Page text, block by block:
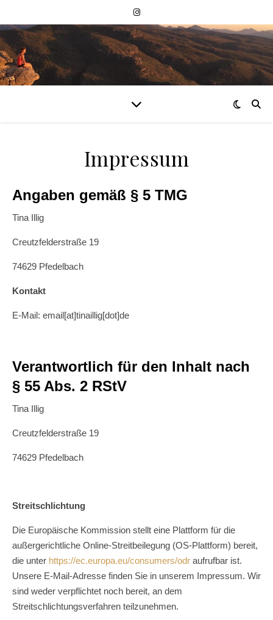
Impressum
Angaben gemäß § 5 TMG
Tina Illig
Creutzfelderstraße 19
74629 Pfedelbach
Kontakt
E-Mail: email[at]tinaillig[dot]de
Verantwortlich für den Inhalt nach
§ 55 Abs. 2 RStV
Tina Illig
Creutzfelderstraße 19
74629 Pfedelbach
Streitschlichtung
Die Europäische Kommission stellt eine Plattform für die
außergerichtliche Online-Streitbeilegung (OS-Plattform) bereit,
die unter https://ec.europa.eu/consumers/odr aufrufbar ist.
Unsere E-Mail-Adresse finden Sie in unserem Impressum. Wir
sind weder verpflichtet noch bereit, an dem
Streitschlichtungsverfahren teilzunehmen.